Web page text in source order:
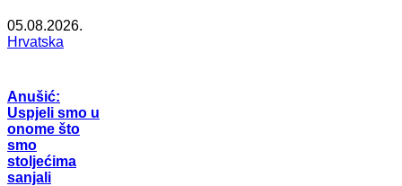
05.08.2026.
Hrvatska
Anušić:
Uspjeli smo u
onome što
smo
stoljećima
sanjali